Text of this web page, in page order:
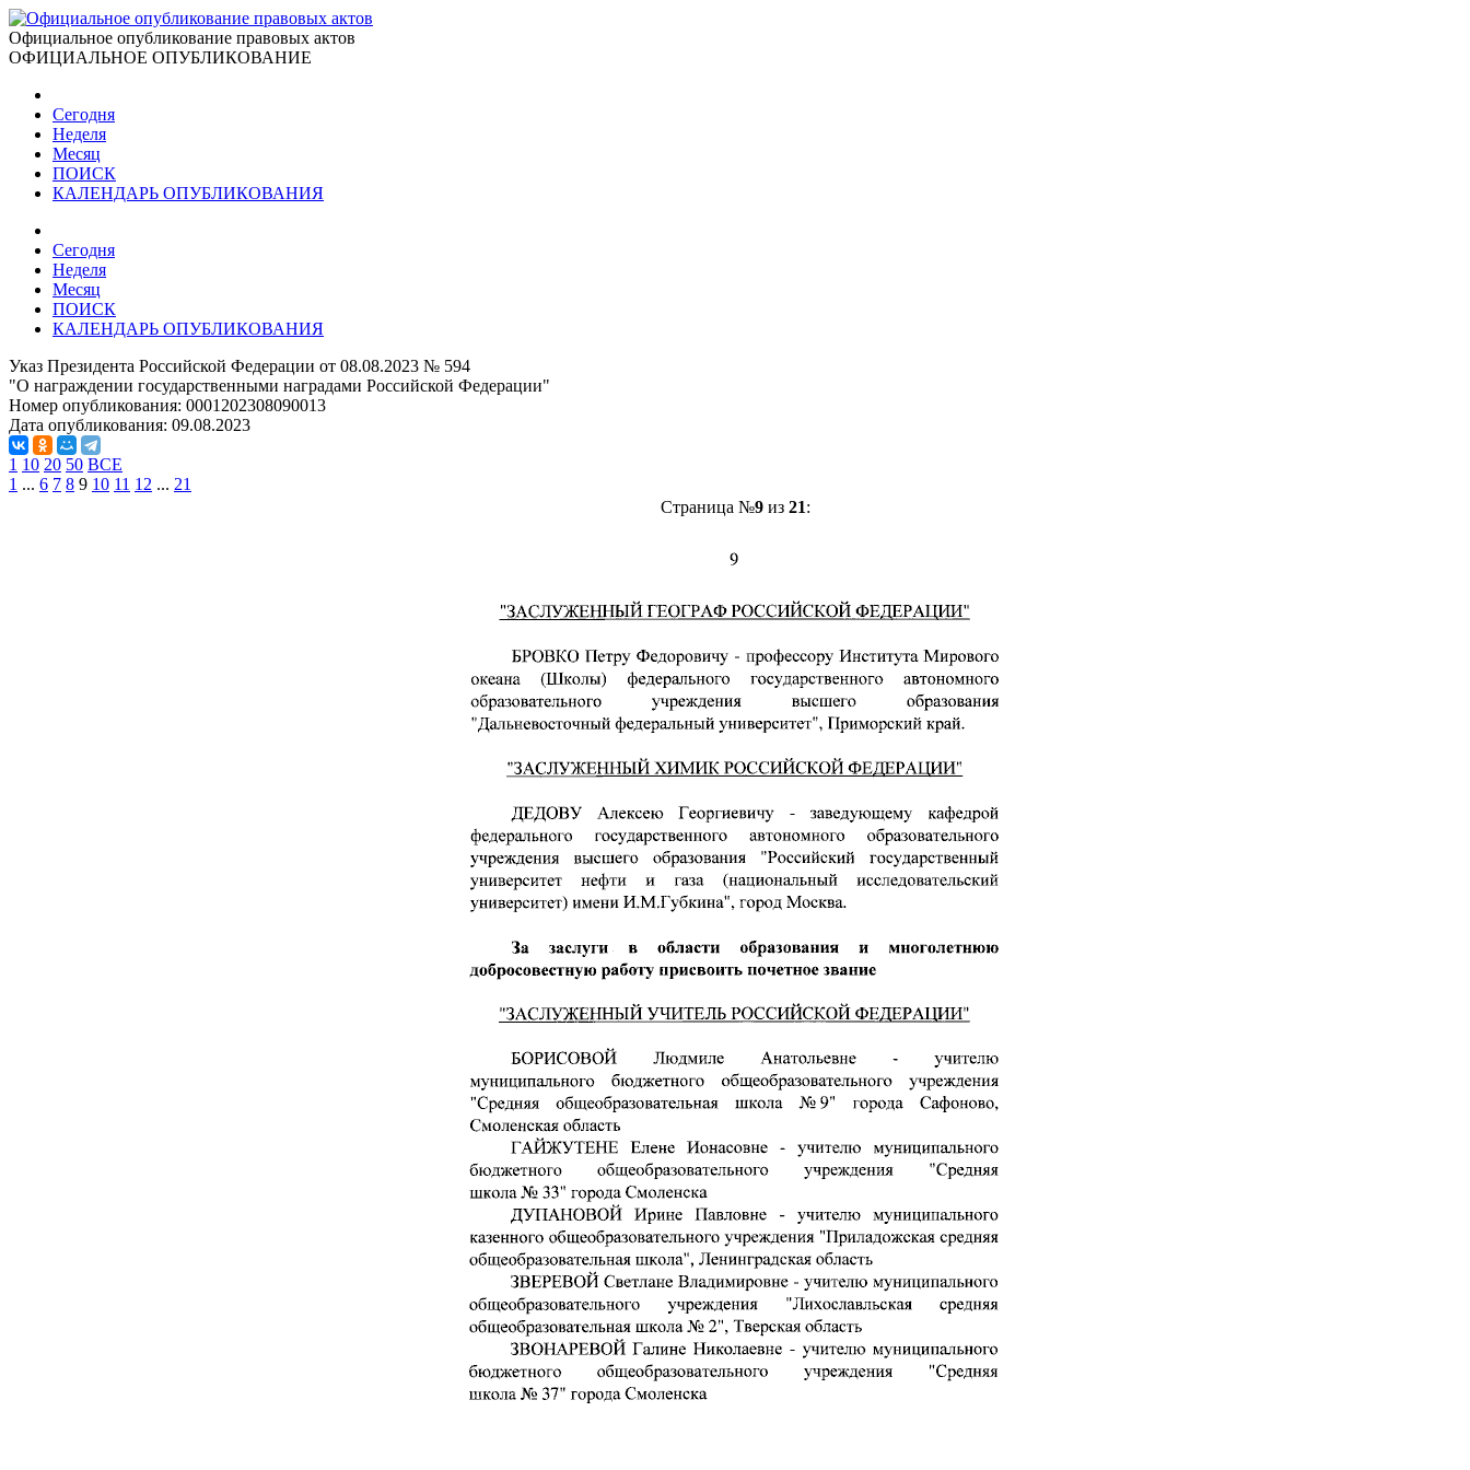
Официальное опубликование правовых актов
ОФИЦИАЛЬНОЕ ОПУБЛИКОВАНИЕ
Сегодня
Неделя
Месяц
ПОИСК
КАЛЕНДАРЬ ОПУБЛИКОВАНИЯ
Сегодня
Неделя
Месяц
ПОИСК
КАЛЕНДАРЬ ОПУБЛИКОВАНИЯ
Указ Президента Российской Федерации от 08.08.2023 № 594
"О награждении государственными наградами Российской Федерации"
Номер опубликования: 0001202308090013
Дата опубликования: 09.08.2023
1 10 20 50 ВСЕ
1 ... 6 7 8 9 10 11 12 ... 21
Страница №9из 21: